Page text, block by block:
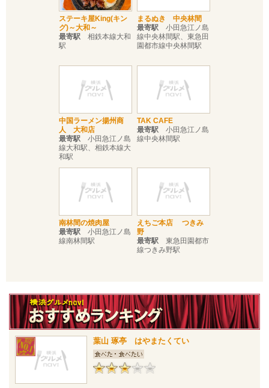
ステーキ屋King(キン
グ)～大和～
最寄駅 相鉄本線大和
駅
まるぬき 中央林間
最寄駅 小田急江ノ島
線中央林間駅、東急田
園都市線中央林間駅
中国ラーメン揚州商
人 大和店
最寄駅 小田急江ノ島
線大和駅、相鉄本線大
和駅
TAK CAFE
最寄駅 小田急江ノ島
線中央林間駅
南林間の焼肉屋
最寄駅 小田急江ノ島
線南林間駅
えちご本店 つきみ
野
最寄駅 東急田園都市
線つきみ野駅
葉山 琢亭 はやまたくてい